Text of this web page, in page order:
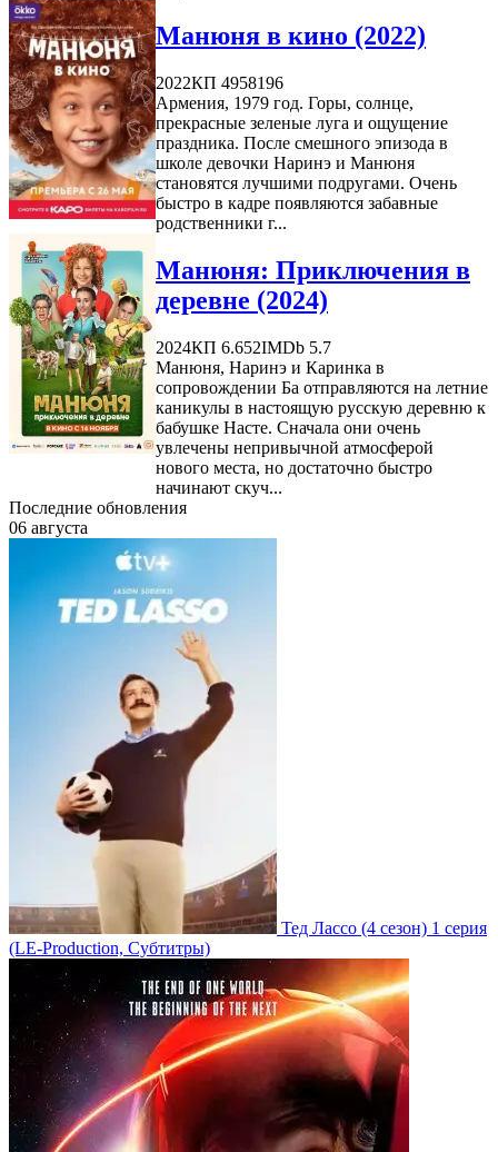
Манюня в кино (2022)
2022КП 4958196
Армения, 1979 год. Горы, солнце,
прекрасные зеленые луга и ощущение
праздника. После смешного эпизода в
школе девочки Наринэ и Манюня
становятся лучшими подругами. Очень
быстро в кадре появляются забавные
родственники г...
Манюня: Приключения в
деревне (2024)
2024КП 6.652IMDb 5.7
Манюня, Наринэ и Каринка в
сопровождении Ба отправляются на летние
каникулы в настоящую русскую деревню к
бабушке Насте. Сначала они очень
увлечены непривычной атмосферой
нового места, но достаточно быстро
начинают скуч...
Последние обновления
06 августа
Тед Лассо (4 сезон) 1 серия
(LE-Production, Субтитры)